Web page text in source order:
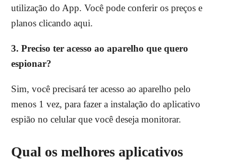
utilização do App. Você pode conferir os preços e
planosclicando aqui.
3. Preciso ter acesso ao aparelho que quero
espionar?
Sim, você precisará ter acesso ao aparelho pelo
menos 1 vez, para fazer a instalação do aplicativo
espião no celular que você deseja monitorar.
Qual os melhores aplicativos